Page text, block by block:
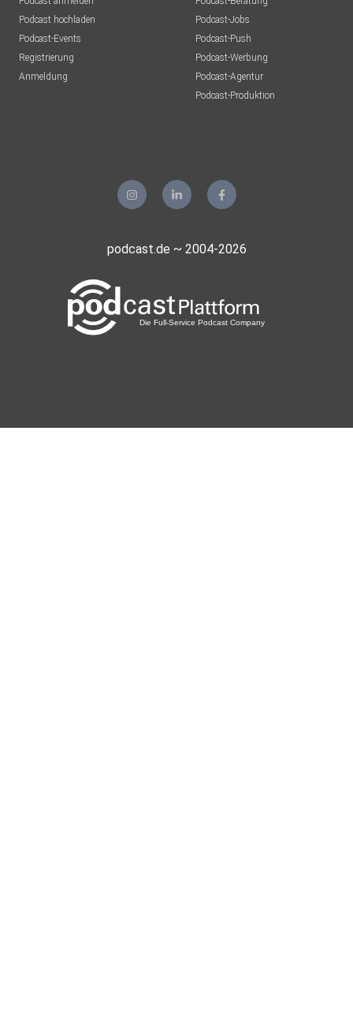
Deutschland
fnktnqpi
x4ld6lwp
Kallefix
Kleinwallstadt
Podcast hochladen
Podcast-Events
Registrierung
Anmeldung
Podcast-Jobs
Podcast-Push
Podcast-Werbung
Podcast-Agentur
Podcast-Produktion
podcast.de ~ 2004-2026